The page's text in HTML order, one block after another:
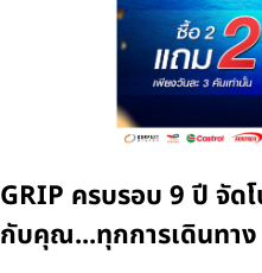
GRIP ครบรอบ 9 ปี จัด
กับคุณ...ทุกการเดินทาง